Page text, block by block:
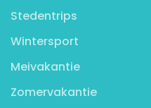
Stedentrips
Wintersport
Meivakantie
Zomervakantie